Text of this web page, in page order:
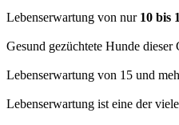
Lebenserwartung von nur10 bis
Gesund gezüchtete Hunde
Lebenserwartung von 15 und
Lebenserwartung ist eine der